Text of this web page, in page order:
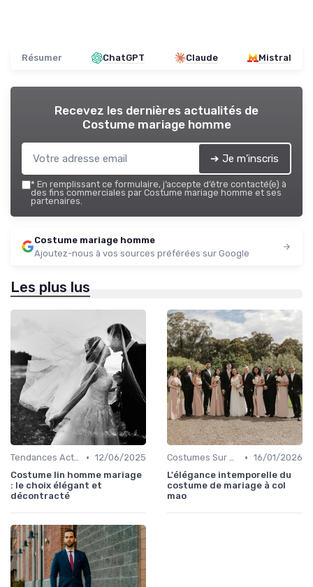
Résumer ChatGPT Claude Mistral
Recevez les dernières actualités de
Costume mariage homme
➔ Je m'inscris
* En remplissant ce formulaire, j’accepte d’être contacté(e) à
des fins commerciales par Costume mariage homme et ses
partenaires.
Costume mariage homme
Ajoutez-nous à vos sources préférées sur Google
Les plus lus
Tendances Actuelles • 12/06/2025
Costume lin homme mariage
: le choix élégant et
décontracté
Costumes Sur Mesure • 16/01/2026
L'élégance intemporelle du
costume de mariage à col
mao